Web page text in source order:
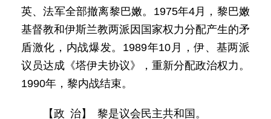
英、法军全部撤离黎巴嫩。1975年4月，黎巴嫩
基督教和伊斯兰教两派因国家权力分配产生的矛
盾激化，内战爆发。1989年10月，伊、基两派
议员达成《塔伊夫协议》，重新分配政治权力。
1990年，黎内战结束。
【政 治】 黎是议会民主共和国。